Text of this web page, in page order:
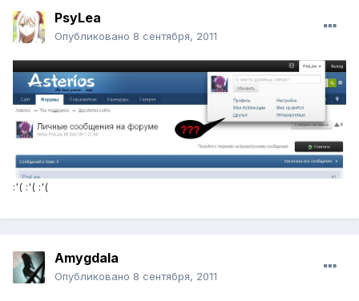
PsyLea
Опубликовано 8 сентября, 2011
:'( :'( :'(
Amygdala
Опубликовано 8 сентября, 2011